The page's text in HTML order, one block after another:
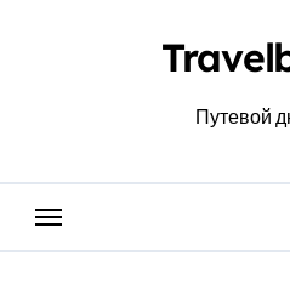
Путевой